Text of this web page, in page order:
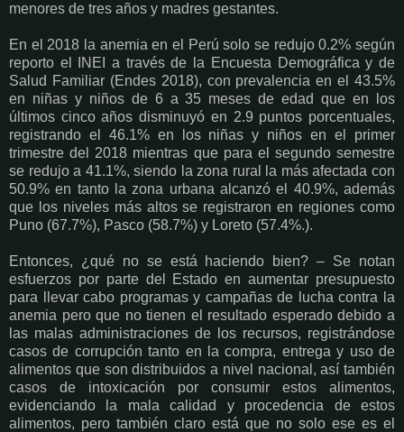
menores de tres años y madres gestantes.
En el 2018 la anemia en el Perú solo se redujo 0.2% según
reporto el INEI a través de la Encuesta Demográfica y de
Salud Familiar (Endes 2018), con prevalencia en el 43.5%
en niñas y niños de 6 a 35 meses de edad que en los
últimos cinco años disminuyó en 2.9 puntos porcentuales,
registrando el 46.1% en los niñas y niños en el primer
trimestre del 2018 mientras que para el segundo semestre
se redujo a 41.1%, siendo la zona rural la más afectada con
50.9% en tanto la zona urbana alcanzó el 40.9%, además
que los niveles más altos se registraron en regiones como
Puno (67.7%), Pasco (58.7%) y Loreto (57.4%.).
Entonces, ¿qué no se está haciendo bien? – Se notan
esfuerzos por parte del Estado en aumentar presupuesto
para llevar cabo programas y campañas de lucha contra la
anemia pero que no tienen el resultado esperado debido a
las malas administraciones de los recursos, registrándose
casos de corrupción tanto en la compra, entrega y uso de
alimentos que son distribuidos a nivel nacional, así también
casos de intoxicación por consumir estos alimentos,
evidenciando la mala calidad y procedencia de estos
alimentos, pero también claro está que no solo ese es el